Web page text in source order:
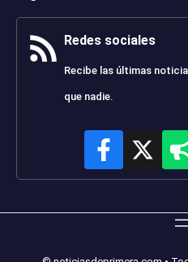
Redes sociales
Recibe las últimas
que nadie.